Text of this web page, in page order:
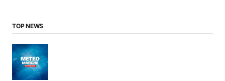
TOP NEWS